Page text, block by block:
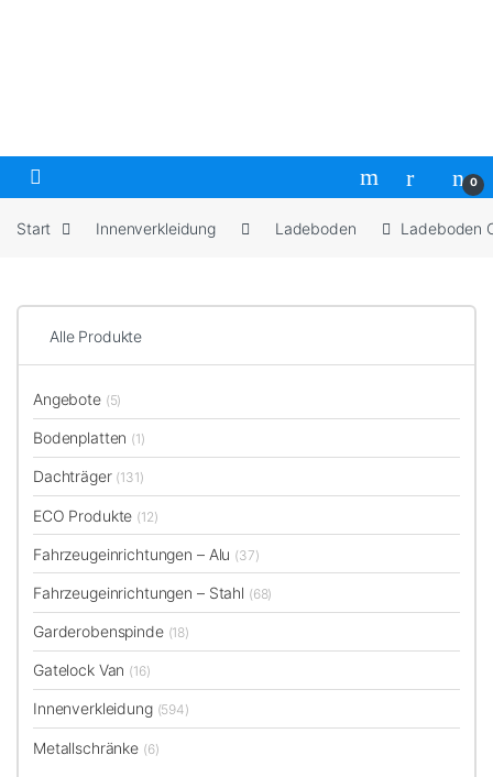
Open 0
Start Innenverkleidung Ladeboden Ladeboden
Alle Produkte
Angebote (5)
Bodenplatten (1)
Dachträger (131)
ECO Produkte (12)
Fahrzeugeinrichtungen – Alu (37)
Fahrzeugeinrichtungen – Stahl (68)
Garderobenspinde (18)
Gatelock Van (16)
Innenverkleidung (594)
Metallschränke (6)